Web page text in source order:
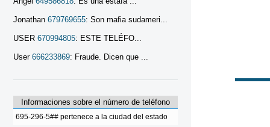
Jonathan 679769655: Son mafia sudameri...
USER 670994805: ESTE TELÉFO...
User 666233869: Fraude. Dicen que ...
Informaciones sobre el número de teléfono
695-296-5## pertenece a la ciudad del estado